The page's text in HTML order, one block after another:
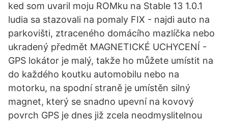
ked som uvaril moju ROMku na Stable 13 1.0.1
ludia sa stazovali na pomaly FIX - najdi auto na
parkovišti, ztraceného domácího mazlíčka nebo
ukradený předmět MAGNETICKÉ UCHYCENÍ -
GPS lokátor je malý, takže ho můžete umístit na
do každého koutku automobilu nebo na
motorku, na spodní straně je umístěn silný
magnet, který se snadno upevní na kovový
povrch GPS je dnes již zcela neodmyslitelnou